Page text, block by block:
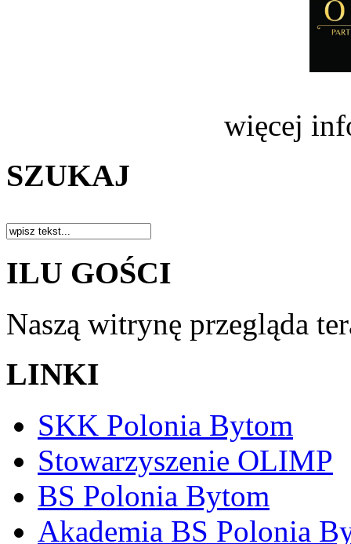
więcej
SZUKAJ
ILU GOŚCI
Naszą witrynę przegląda
LINKI
SKK Polonia Bytom
Stowarzyszenie OLIMP
BS Polonia Bytom
Akademia BS Polonia